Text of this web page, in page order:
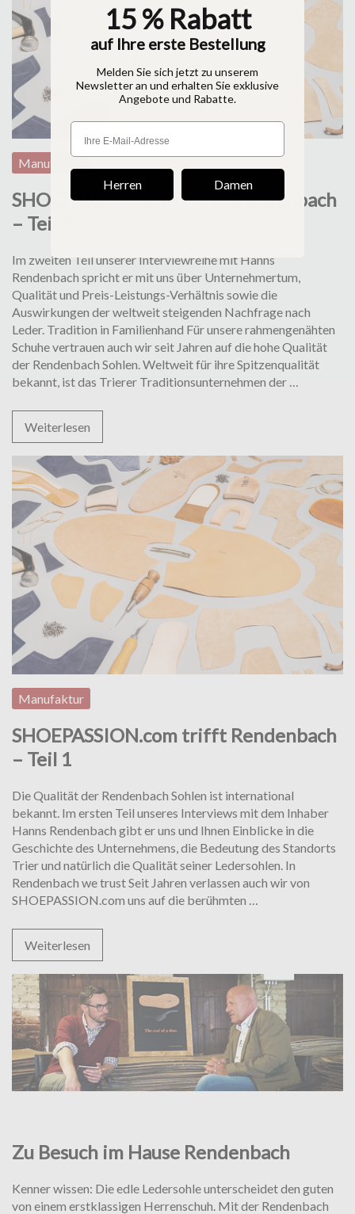
Manufaktur
SHOEPASSION.com trifft Rendenbach
– Teil 2
Im zweiten Teil unserer Interviewreihe mit Hanns
Rendenbach spricht er mit uns über Unternehmertum,
Qualität und Preis-Leistungs-Verhältnis sowie die
Auswirkungen der weltweit steigenden Nachfrage nach
Leder. Tradition in Familienhand Für unsere rahmengenähten
Schuhe vertrauen auch wir seit Jahren auf die hohe Qualität
der Rendenbach Sohlen. Weltweit für ihre Spitzenqualität
bekannt, ist das Trierer Traditionsunternehmen der …
2
Weiterlesen
Manufaktur
SHOEPASSION.com trifft Rendenbach
– Teil 1
Die Qualität der Rendenbach Sohlen ist international
bekannt. Im ersten Teil unseres Interviews mit dem Inhaber
Hanns Rendenbach gibt er uns und Ihnen Einblicke in die
Geschichte des Unternehmens, die Bedeutung des Standorts
Trier und natürlich die Qualität seiner Ledersohlen. In
Rendenbach we trust Seit Jahren verlassen auch wir von
SHOEPASSION.com uns auf die berühmten
1
Weiterlesen
Zu Besuch im Hause Rendenbach
Kenner wissen: Die edle Ledersohle unterscheidet den guten
von einem erstklassigen Herrenschuh. Mit der Rendenbach
15 % Rabatt
auf Ihre erste Bestellung
Melden Sie sich jetzt zu unserem
Newsletter an und erhalten Sie exklusive
Angebote und Rabatte.
Herren Damen